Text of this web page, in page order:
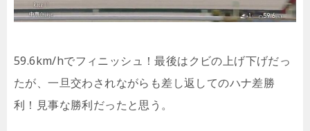
59.6km/hでフィニッシュ！最後はクビの上げ下げだっ
たが、一旦交わされながらも差し返してのハナ差勝
利！見事な勝利だったと思う。